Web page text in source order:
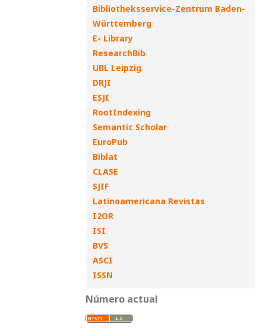
Bibliotheksservice-Zentrum Baden-
Württemberg
E- Library
ResearchBib
UBL Leipzig
DRJI
ESJI
RootIndexing
Semantic Scholar
EuroPub
Biblat
CLASE
SJIF
Latinoamericana Revistas
I2OR
ISI
BVS
ASCI
ISSN
Número actual